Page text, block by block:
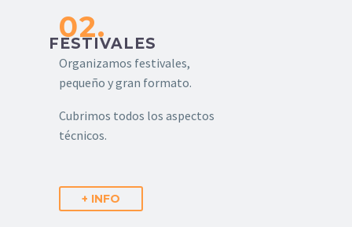
02.
FESTIVALES
Organizamos festivales,
pequeño y gran formato.
Cubrimos todos los aspectos
técnicos.
+ INFO